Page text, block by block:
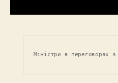
Міністри в переговорах